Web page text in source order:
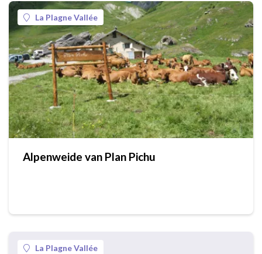
La Plagne Vallée
Alpenweide van Plan Pichu
La Plagne Vallée